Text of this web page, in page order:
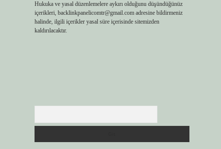
Hukuka ve yasal düzenlemelere aykırı olduğunu düşündüğünüz
içerikleri, backlinkpanelicomtr@gmail.comadresine bildirmeniz
halinde, ilgili içerikler yasal süre içerisinde sitemizden
kaldırılacaktır.